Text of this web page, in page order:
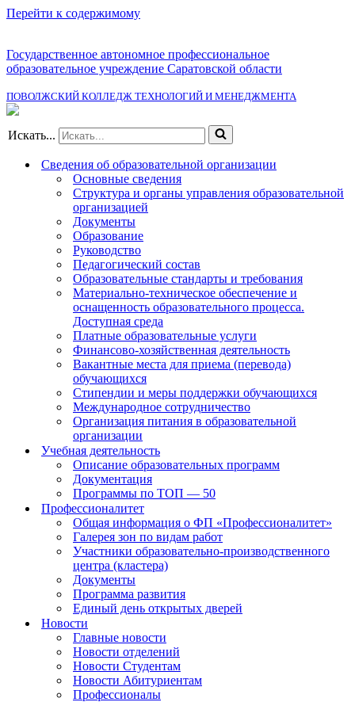
Перейти к содержимому
Государственное автономное профессиональное
образовательное учреждение Саратовской области
ПОВОЛЖСКИЙ КОЛЛЕДЖ ТЕХНОЛОГИЙ И МЕНЕДЖМЕНТА
Искать...
Сведения об образовательной организации
Основные сведения
Структура и органы управления образовательной
организацией
Документы
Образование
Руководство
Педагогический состав
Образовательные стандарты и требования
Материально-техническое обеспечение и
оснащенность образовательного процесса.
Доступная среда
Платные образовательные услуги
Финансово-хозяйственная деятельность
Вакантные места для приема (перевода)
обучающихся
Стипендии и меры поддержки обучающихся
Международное сотрудничество
Организация питания в образовательной
организации
Учебная деятельность
Описание образовательных программ
Документация
Программы по ТОП — 50
Профессионалитет
Общая информация о ФП «Профессионалитет»
Галерея зон по видам работ
Участники образовательно-производственного
центра (кластера)
Документы
Программа развития
Единый день открытых дверей
Новости
Главные новости
Новости отделений
Новости Студентам
Новости Абитуриентам
Профессионалы